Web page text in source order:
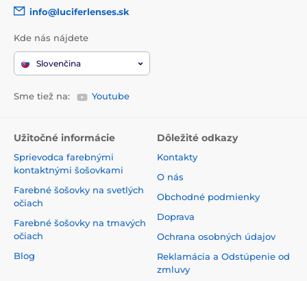
info@luciferlenses.sk
Kde nás nájdete
Slovenčina
Sme tiež na: Youtube
Užitočné informácie
Sprievodca farebnými
kontaktnými šošovkami
Farebné šošovky na svetlých
očiach
Farebné šošovky na tmavých
očiach
Blog
Dôležité odkazy
Kontakty
O nás
Obchodné podmienky
Doprava
Ochrana osobných údajov
Reklamácia a Odstúpenie od
zmluvy